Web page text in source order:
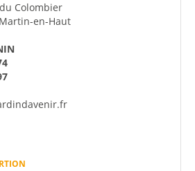
Colombier
en-Haut
Démarches